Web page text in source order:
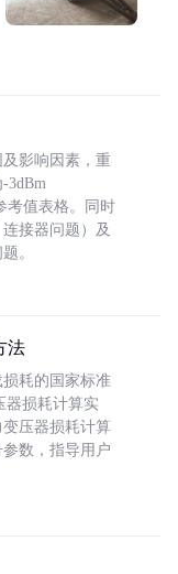
影响因素，重
3dBm
考值表格。同时
接器问题）及
。
法
耗的国家标准
器损耗计算实
压器损耗计算
参数，指导用户